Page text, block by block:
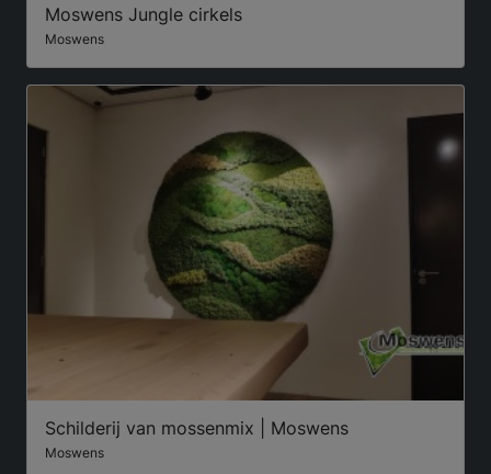
Moswens Jungle cirkels
Moswens
Schilderij van mossenmix | Moswens
Moswens